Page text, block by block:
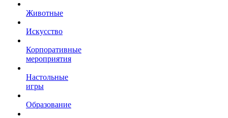
Животные
Искусство
Корпоративные
мероприятия
Настольные
игры
Образование